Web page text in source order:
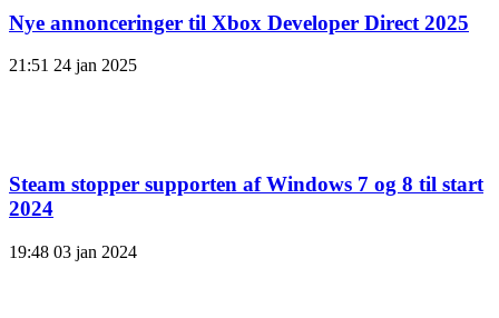
Nye annonceringer til Xbox Developer Direct 2025
21:51 24 jan 2025
Steam stopper supporten af ​​Windows 7 og 8 til start
2024
19:48 03 jan 2024